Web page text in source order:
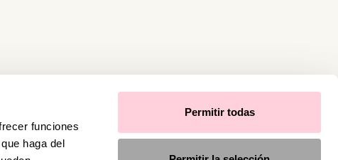
funciones
haga del
Permitir todas